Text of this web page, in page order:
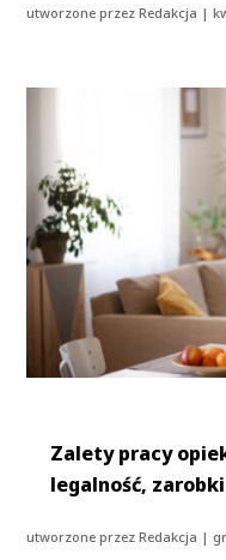
utworzone przezRedakcja |
Zalety pracy
legalność,
utworzone przezRedakcja |